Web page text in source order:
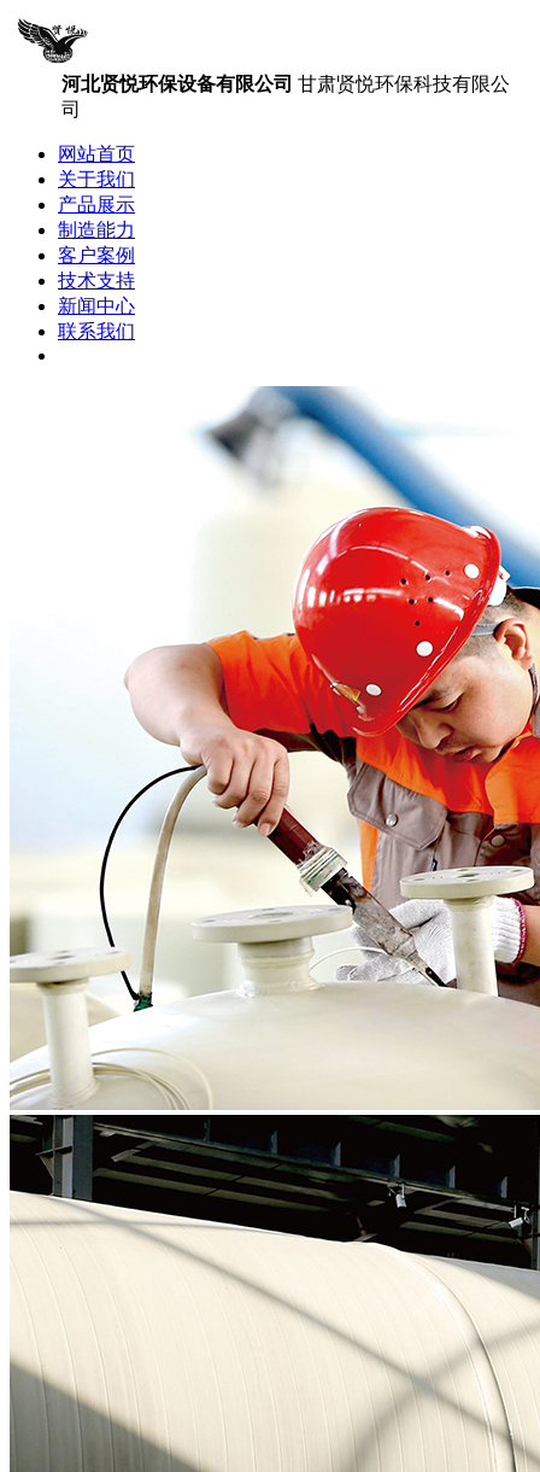
河北贤悦环保设备有限公司 甘肃贤悦环保科技有限公
司
网站首页
关于我们
产品展示
制造能力
客户案例
技术支持
新闻中心
联系我们